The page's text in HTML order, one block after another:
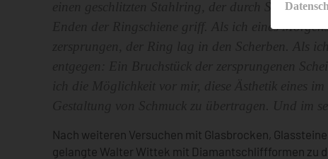
einen geschlitzten Stahlring, der durch
Enden der Ringschiene griff. Als ich eines
Nach weiteren Versuchen mit Glasbrocken,
gelangte Walter Wittek mit Diamantschliffformen zu